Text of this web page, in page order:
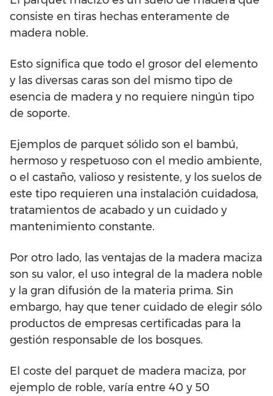
consiste en tiras hechas enteramente de
madera noble.
Esto significa que todo el grosor del elemento
y las diversas caras son del mismo tipo de
esencia de madera y no requiere ningún tipo
de soporte.
Ejemplos de parquet sólido son el bambú,
hermoso y respetuoso con el medio ambiente,
o el castaño, valioso y resistente, y los suelos de
este tipo requieren una instalación cuidadosa,
tratamientos de acabado y un cuidado y
mantenimiento constante.
Por otro lado, las ventajas de la madera maciza
son su valor, el uso integral de la madera noble
y la gran difusión de la materia prima. Sin
embargo, hay que tener cuidado de elegir sólo
productos de empresas certificadas para la
gestión responsable de los bosques.
El coste del parquet de madera maciza, por
ejemplo de roble, varía entre 40 y 50